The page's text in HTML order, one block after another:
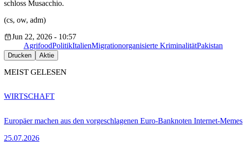
schloss Musacchio.
(cs, ow, adm)
Jun 22, 2026 - 10:57
AgrifoodPolitikItalienMigrationorganisierte KriminalitätPakistan
Drucken Aktie
MEIST GELESEN
Europäer machen aus den vorgeschlagenen Euro-Banknoten Internet-Memes
25.07.2026
WIRTSCHAFT